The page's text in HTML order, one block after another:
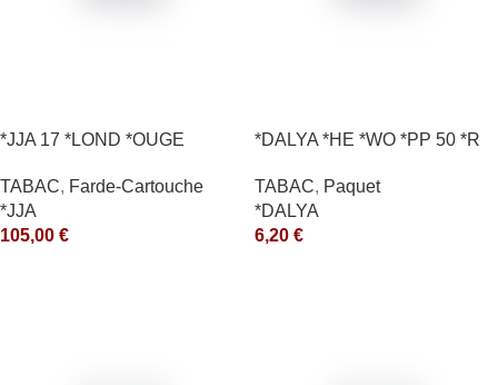
*JJA 17 *LOND *OUGE
TABAC, Farde-Cartouche
*JJA
105,00 €
*DALYA *HE *WO *PP 50 *R
TABAC, Paquet
*DALYA
6,20 €